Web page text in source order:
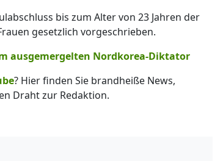
bis zum Alter von 23 Jahren der
gesetzlich vorgeschrieben.
ausgemergelten Nordkorea-Diktator
? Hier finden Sie brandheiße News,
Draht zur Redaktion.